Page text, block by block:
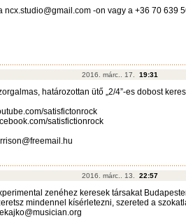
ncx.studio@gmail.com -on vagy a +36 70 639
2016. márc.. 17. 19:31
határozottan ütő „2/4”-es dobost
satisfictonrock
satisfictionrock
2016. márc.. 13. 22:57
zenéhez keresek társakat
mindennel kísérletezni, szereted a